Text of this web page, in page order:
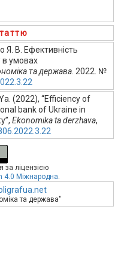
Я. В. Ефективність
в умовах
та держава . 2022. №
(2022), “Efficiency of
bank of Ukraine in
Ekonomika ta derzhava,
за ліцензією
4.0 Міжнародна
та держава"